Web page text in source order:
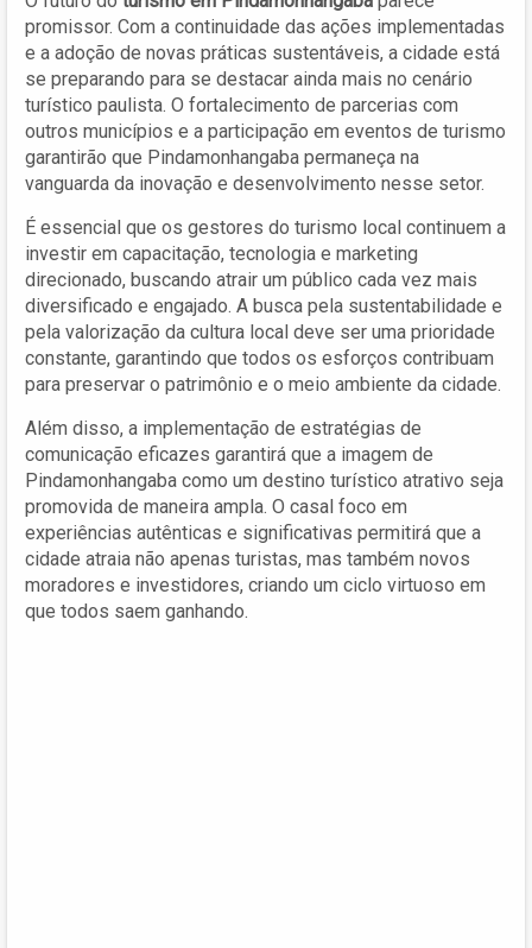
promissor. Com a continuidade das ações implementadas
e a adoção de novas práticas sustentáveis, a cidade está
se preparando para se destacar ainda mais no cenário
turístico paulista. O fortalecimento de parcerias com
outros municípios e a participação em eventos de turismo
garantirão que Pindamonhangaba permaneça na
vanguarda da inovação e desenvolvimento nesse setor.
É essencial que os gestores do turismo local continuem a
investir em capacitação, tecnologia e marketing
direcionado, buscando atrair um público cada vez mais
diversificado e engajado. A busca pela sustentabilidade e
pela valorização da cultura local deve ser uma prioridade
constante, garantindo que todos os esforços contribuam
para preservar o patrimônio e o meio ambiente da cidade.
Além disso, a implementação de estratégias de
comunicação eficazes garantirá que a imagem de
Pindamonhangaba como um destino turístico atrativo seja
promovida de maneira ampla. O casal foco em
experiências autênticas e significativas permitirá que a
cidade atraia não apenas turistas, mas também novos
moradores e investidores, criando um ciclo virtuoso em
que todos saem ganhando.